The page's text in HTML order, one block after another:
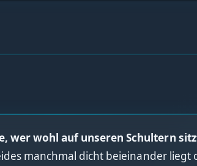
wer wohl auf unseren Schultern
manchmal dicht beieinander